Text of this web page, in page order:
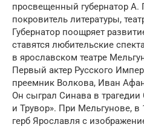
просвещенный губернатор А.
покровитель литературы,
Губернатор поощряет
ставятся любительские
в ярославском театре
Первый актер Русского
преемник Волкова, Иван
Он сыграл Синава в
и Трувор». При Мельгунове, в
герб Ярославля с